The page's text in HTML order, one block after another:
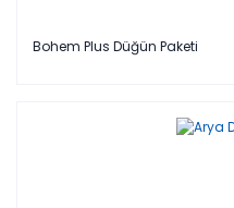
Bohem Plus Düğün Paketi